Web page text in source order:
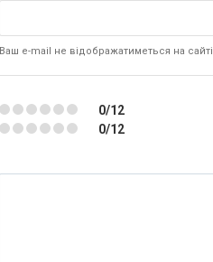
Ваш e-mail не відображатиметься на сайті
0/12
0/12